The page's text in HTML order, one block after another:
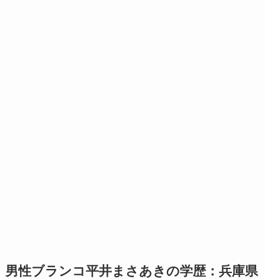
男性ブランコ平井まさあきの学歴：兵庫県